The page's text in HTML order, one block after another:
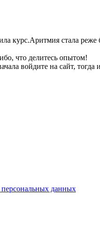
курс.Аритмия стала реже
что делитесь опытом!
войдите на сайт,
персональных данных